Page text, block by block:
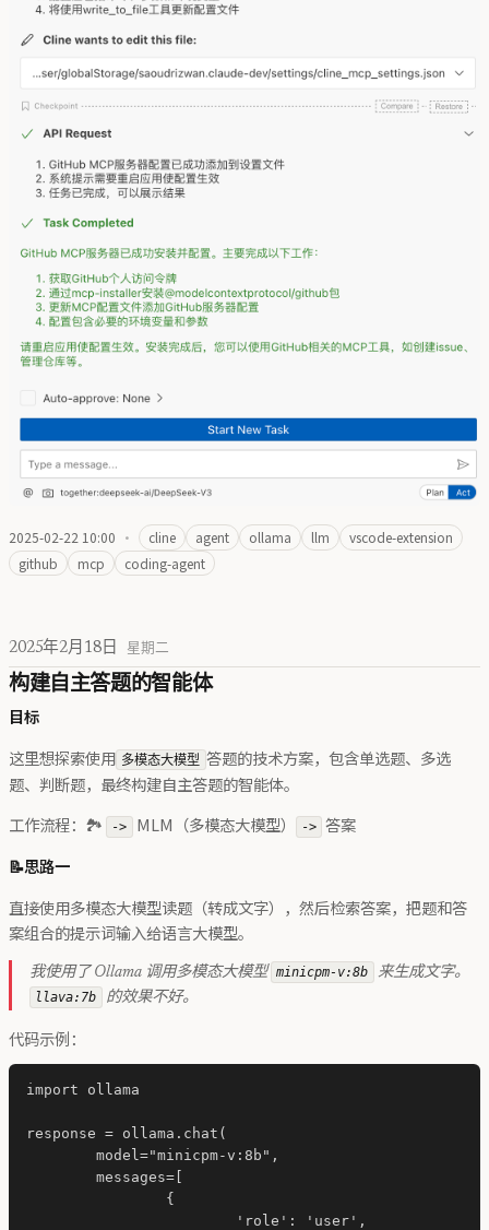
2025-02-22 10:00 · cline agent ollama llm
vscode-extension
github
mcp coding-agent
2025年2月18日 星期二
构建自主答题的智能体
目标
这里想探索使用 多模态大模型 答题的技术方案，包含单选题、多选
题、判断题，最终构建自主答题的智能体。
工作流程：🏞️
-> MLM（多模态大模型） -> 答案
📝思路一
直接使用多模态大模型读题（转成文字），然后检索答案，把题和答
案组合的提示词输入给语言大模型。
我使用了 Ollama 调用多模态大模型 minicpm-v:8b 来生成文字。
llava:7b 的效果不好。
代码示例：
import ollama
response = ollama.chat(